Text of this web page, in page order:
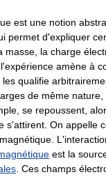
est une notion
permet d'expliquer
masse, la charge
amène à
qualifie
de même
se repoussent,
s'attirent. On appelle
est la
. Ces champs